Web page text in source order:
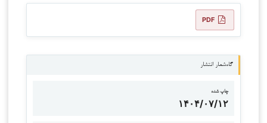
PDF
گاه‌شمار انتشار
چاپ شده
۱۴۰۴/۰۷/۱۲